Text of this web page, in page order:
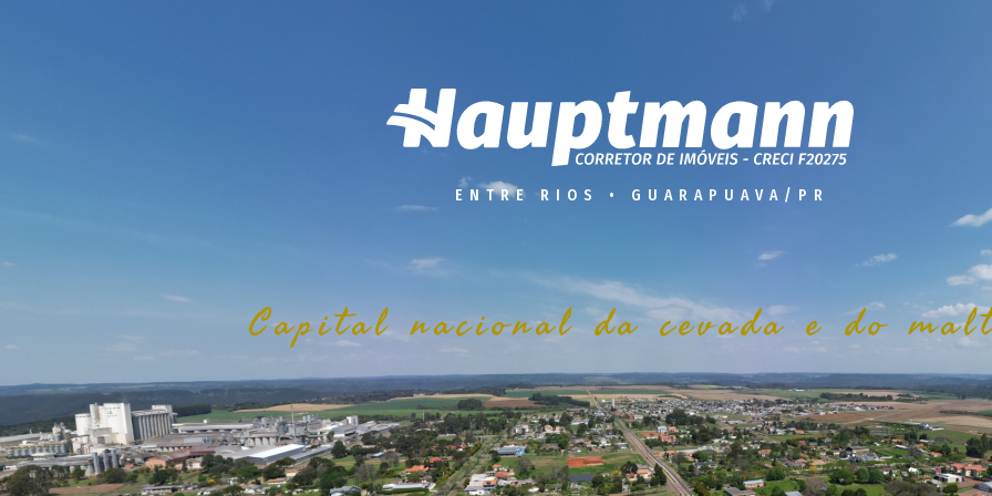
ENTRE RIOS • GUARAPUAVA/PR
Capital nacional da cevada e do